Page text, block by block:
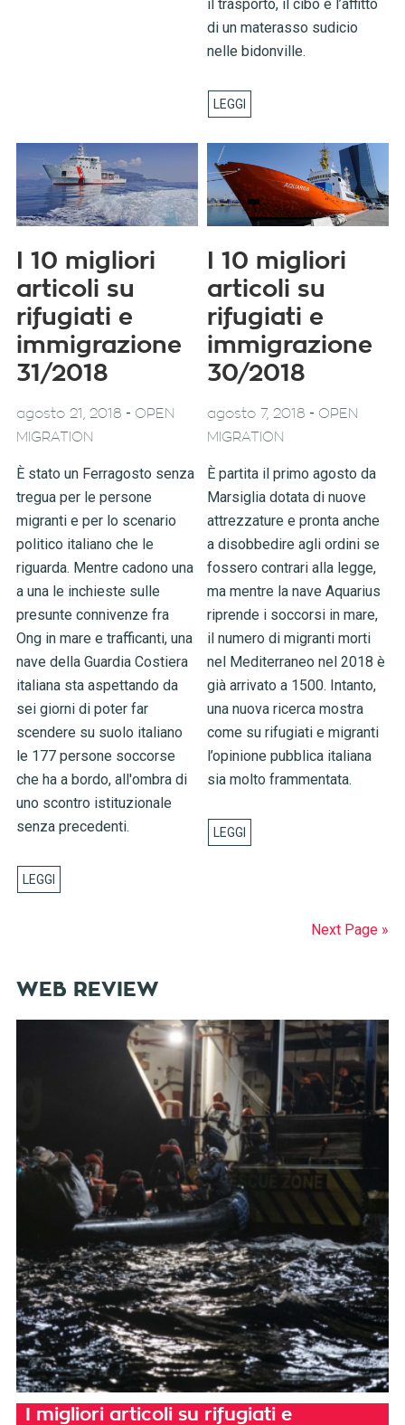
il trasporto, il cibo e l’affitto
di un materasso sudicio
nelle bidonville.
I 10 migliori
articoli su
rifugiati e
immigrazione
31/2018
agosto 21, 2018 - OPEN
MIGRATION
È stato un Ferragosto senza
tregua per le persone
migranti e per lo scenario
politico italiano che le
riguarda. Mentre cadono una
a una le inchieste sulle
presunte connivenze fra
Ong in mare e trafficanti, una
nave della Guardia Costiera
italiana sta aspettando da
sei giorni di poter far
scendere su suolo italiano
le 177 persone soccorse
che ha a bordo, all'ombra di
uno scontro istituzionale
senza precedenti.
I 10 migliori
articoli su
rifugiati e
immigrazione
30/2018
agosto 7, 2018 - OPEN
MIGRATION
È partita il primo agosto da
Marsiglia dotata di nuove
attrezzature e pronta anche
a disobbedire agli ordini se
fossero contrari alla legge,
ma mentre la nave Aquarius
riprende i soccorsi in mare,
il numero di migranti morti
nel Mediterraneo nel 2018 è
già arrivato a 1500. Intanto,
una nuova ricerca mostra
come su rifugiati e migranti
l’opinione pubblica italiana
sia molto frammentata.
Next Page »
WEB REVIEW
I migliori articoli su rifugiati e